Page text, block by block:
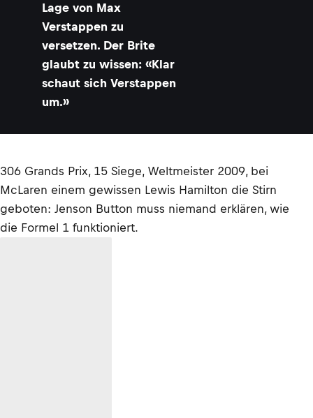
Lage von Max
Verstappen zu
versetzen. Der Brite
glaubt zu wissen: «Klar
schaut sich Verstappen
um.»
306 Grands Prix, 15 Siege, Weltmeister 2009, bei
McLaren einem gewissen Lewis Hamilton die Stirn
geboten: Jenson Button muss niemand erklären, wie
die Formel 1 funktioniert.